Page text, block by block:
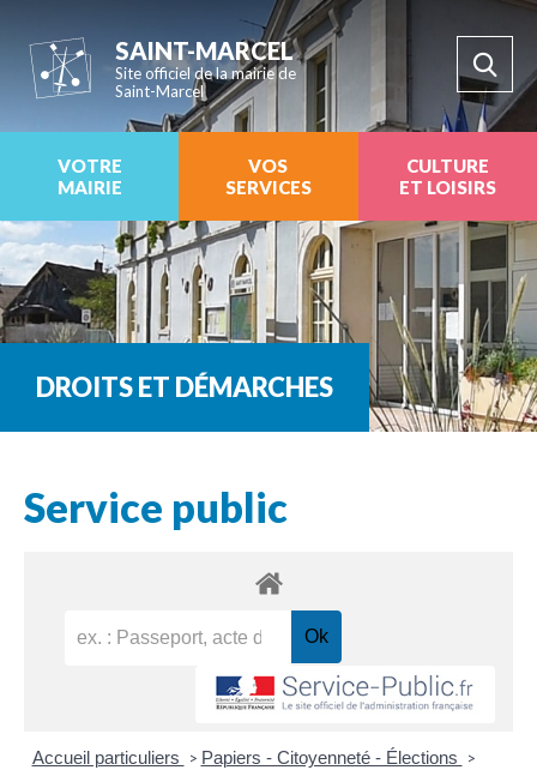
SAINT-MARCEL
Site officiel de la mairie de
Saint-Marcel
VOTRE
MAIRIE
VOS
SERVICES
CULTURE
ET LOISIRS
DROITS ET DÉMARCHES
Service public
Accueil particuliers > Papiers - Citoyenneté - Élections >